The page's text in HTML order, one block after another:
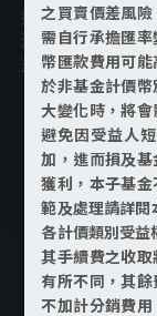
退休階段最怕的
波動，直接影響
益型資產分散配
「一次震盪就
之買賣價差風
需自行承擔匯
幣匯款費用可
於非基金計價
大變化時，將
避免因受益人
加，進而損及
獲利，本子基
範及處理請詳閱
各計價類別受益
其手續費之收
有所不同，其
不加計分銷費